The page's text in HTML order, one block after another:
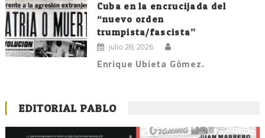
Cuba en la encrucijada del
“nuevo orden
trumpista/fascista”
julio 28, 2026
Enrique Ubieta Gómez.
EDITORIAL PABLO